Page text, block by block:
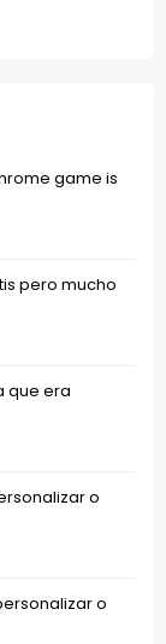
game is
pero mucho
que era
o
o